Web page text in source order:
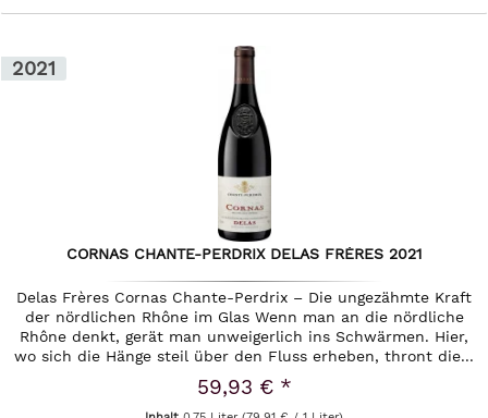
2021
CORNAS CHANTE-PERDRIX DELAS FRÈRES 2021
Delas Frères Cornas Chante-Perdrix – Die ungezähmte Kraft
der nördlichen Rhône im Glas Wenn man an die nördliche
Rhône denkt, gerät man unweigerlich ins Schwärmen. Hier,
wo sich die Hänge steil über den Fluss erheben, thront die...
59,93 € *